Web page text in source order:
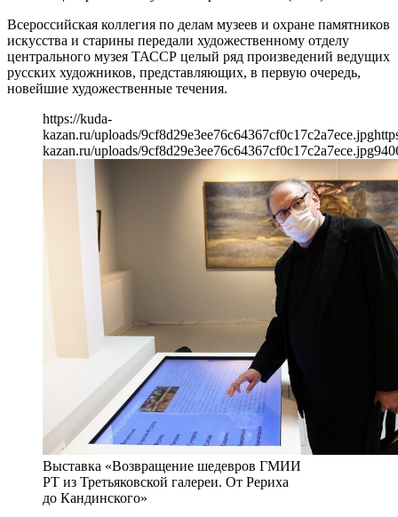
Всероссийская коллегия по делам музеев и охране памятников
искусства и старины передали художественному отделу
центрального музея ТАССР целый ряд произведений ведущих
русских художников, представляющих, в первую очередь,
новейшие художественные течения.
https://kuda-
kazan.ru/uploads/9cf8d29e3ee76c64367cf0c17c2a7ece.jpg
kazan.ru/uploads/9cf8d29e3ee76c64367cf0c17c2a7ece.jpg940
Выставка «Возвращение шедевров ГМИИ
РТ из Третьяковской галереи. От Рериха
до Кандинского»